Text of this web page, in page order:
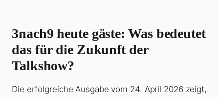
3nach9 heute gäste: Was bedeutet
das für die Zukunft der
Talkshow?
Die erfolgreiche Ausgabe vom 24. April 2026 zeigt,